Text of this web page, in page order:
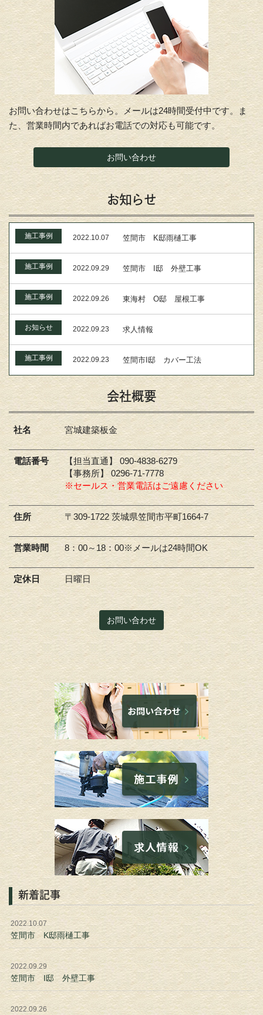
お問い合わせはこちらから。メールは24時間受付中です。ま
た、営業時間内であればお電話での対応も可能です。
お問い合わせ
お知らせ
施工事例 2022.10.07 笠間市 K邸雨樋工事
施工事例 2022.09.29 笠間市 I邸 外壁工事
施工事例 2022.09.26 東海村 O邸 屋根工事
お知らせ 2022.09.23 求人情報
施工事例 2022.09.23 笠間市I邸 カバー工法
会社概要
社名 宮城建築板金
電話番号
【担当直通】 090-4838-6279
【事務所】 0296-71-7778
※セールス・営業電話はご遠慮ください
住所 〒309-1722 茨城県笠間市平町1664-7
営業時間 8：00～18：00※メールは24時間OK
定休日 日曜日
お問い合わせ
新着記事
2022.10.07
笠間市 K邸雨樋工事
2022.09.29
笠間市 I邸 外壁工事
2022.09.26